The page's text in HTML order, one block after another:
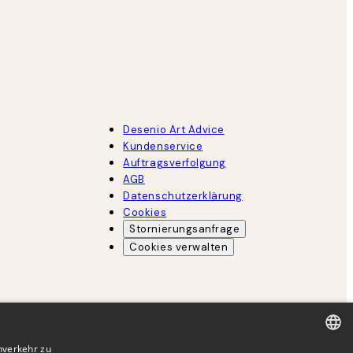
Desenio Art Advice
Kundenservice
Auftragsverfolgung
AGB
Datenschutzerklärung
Cookies
Stornierungsanfrage
Cookies verwalten
zu